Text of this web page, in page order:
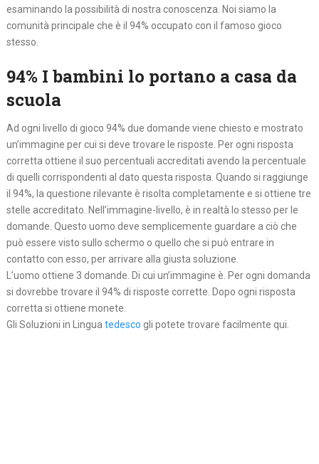
esaminando la possibilità di nostra conoscenza. Noi siamo la
comunità principale che è il 94% occupato con il famoso gioco
stesso.
94% I bambini lo portano a casa da
scuola
Ad ogni livello di gioco 94% due domande viene chiesto e mostrato
un’immagine per cui si deve trovare le risposte. Per ogni risposta
corretta ottiene il suo percentuali accreditati avendo la percentuale
di quelli corrispondenti al dato questa risposta. Quando si raggiunge
il 94%, la questione rilevante è risolta completamente e si ottiene tre
stelle accreditato. Nell’immagine-livello, è in realtà lo stesso per le
domande. Questo uomo deve semplicemente guardare a ciò che
può essere visto sullo schermo o quello che si può entrare in
contatto con esso, per arrivare alla giusta soluzione.
L’uomo ottiene 3 domande. Di cui un’immagine è. Per ogni domanda
si dovrebbe trovare il 94% di risposte corrette. Dopo ogni risposta
corretta si ottiene monete.
Gli Soluzioni in Lingua tedesco gli potete trovare facilmente qui.